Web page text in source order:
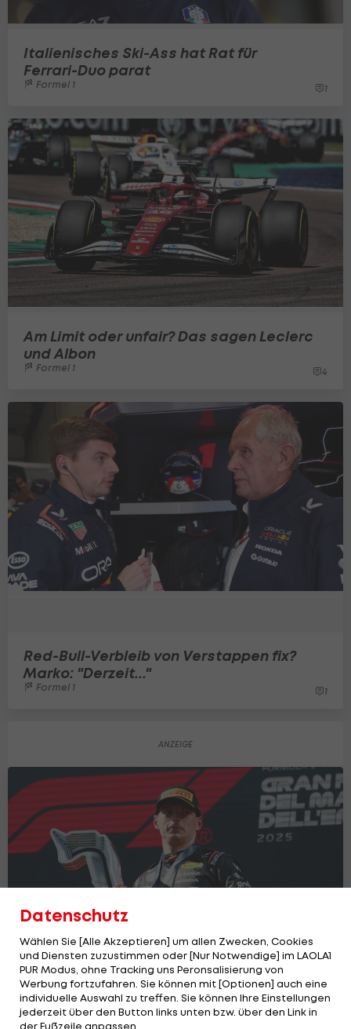
Italienisches Ski-Ass hat Rat für
Ferrari-Duo parat
Formel 1 1
Am Limit oder unfair? Das sagen Leclerc
und Albon
Formel 1 4
Red-Bull-Verbleib von Verstappen fix?
Marko: "Derzeit..."
Formel 1 1
Max Verstappen gewinnt beim 400. F1-
Datenschutz
Wählen Sie [Alle Akzeptieren] um allen Zwecken, Cookies
und Diensten zuzustimmen oder [Nur Notwendige] im LAOLA1
PUR Modus, ohne Tracking uns Peronsalisierung von
Werbung fortzufahren. Sie können mit [Optionen] auch eine
individuelle Auswahl zu treffen. Sie können Ihre Einstellungen
jederzeit über den Button links unten bzw. über den Link in
der Fußzeile anpassen.